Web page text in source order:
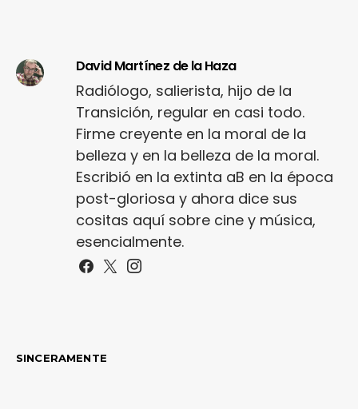
David Martínez de la Haza
Radiólogo, salierista, hijo de la
Transición, regular en casi todo.
Firme creyente en la moral de la
belleza y en la belleza de la moral.
Escribió en la extinta aB en la época
post-gloriosa y ahora dice sus
cositas aquí sobre cine y música,
esencialmente.
SINCERAMENTE